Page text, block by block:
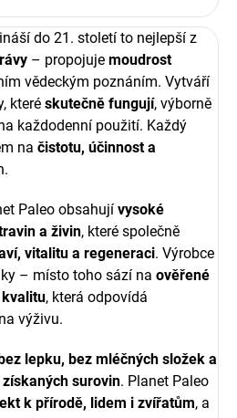
do 21. století to nejlepší z
– propojuje moudrost
vědeckým poznáním. Vytváří
které skutečně fungují, výborně
každodenní použití. Každý
na čistotu, účinnost a
Paleo obsahují vysoké
a živin, které společně
vitalitu a regeneraci. Výrobce
– místo toho sází na ověřené
, která odpovídá
výživu.
lepku, bez mléčných složek a
surovin. Planet Paleo
k přírodě, lidem i zvířatům, a